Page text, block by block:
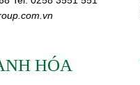
HÓA